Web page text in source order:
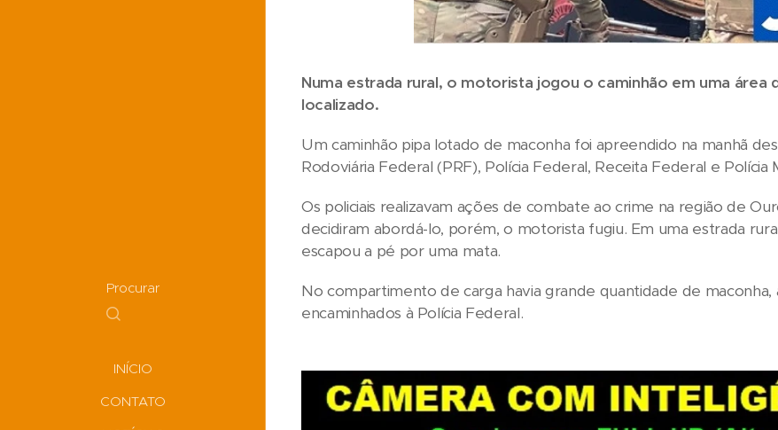
Procurar
INÍCIO
CONTATO
Numa estrada rural, o motorista jogou o caminhão em uma
localizado.
Um caminhão pipa lotado de maconha foi apreendido na manhã
Rodoviária Federal (PRF), Polícia Federal, Receita Federal e Polícia
Os policiais realizavam ações de combate ao crime na região de
decidiram abordá-lo, porém, o motorista fugiu. Em uma estrada
escapou a pé por uma mata.
No compartimento de carga havia grande quantidade de
encaminhados à Polícia Federal.